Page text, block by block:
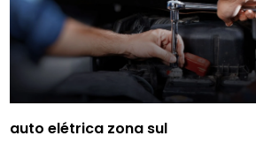
auto elétrica zona sul